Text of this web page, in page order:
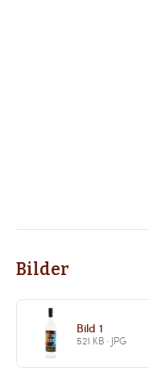
Bilder
Bild 1
521 KB · JPG